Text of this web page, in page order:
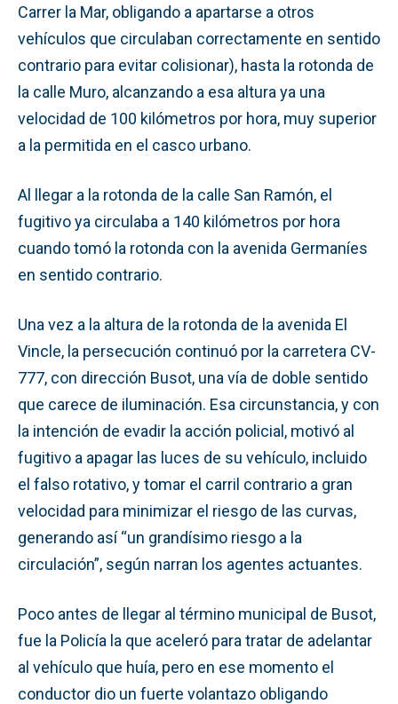
Carrer la Mar, obligando a apartarse a otros
vehículos que circulaban correctamente en sentido
contrario para evitar colisionar), hasta la rotonda de
la calle Muro, alcanzando a esa altura ya una
velocidad de 100 kilómetros por hora, muy superior
a la permitida en el casco urbano.
Al llegar a la rotonda de la calle San Ramón, el
fugitivo ya circulaba a 140 kilómetros por hora
cuando tomó la rotonda con la avenida Germaníes
en sentido contrario.
Una vez a la altura de la rotonda de la avenida El
Vincle, la persecución continuó por la carretera CV-
777, con dirección Busot, una vía de doble sentido
que carece de iluminación. Esa circunstancia, y con
la intención de evadir la acción policial, motivó al
fugitivo a apagar las luces de su vehículo, incluido
el falso rotativo, y tomar el carril contrario a gran
velocidad para minimizar el riesgo de las curvas,
generando así “un grandísimo riesgo a la
circulación”, según narran los agentes actuantes.
Poco antes de llegar al término municipal de Busot,
fue la Policía la que aceleró para tratar de adelantar
al vehículo que huía, pero en ese momento el
conductor dio un fuerte volantazo obligando